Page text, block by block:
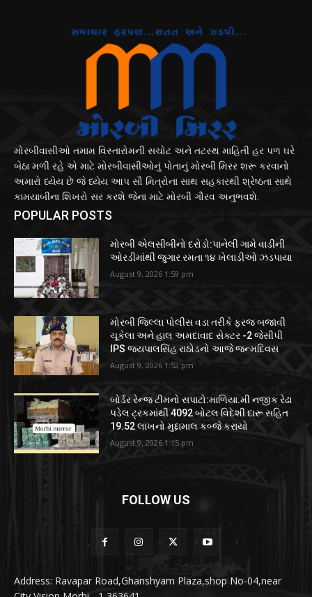
મોરબીવાસીઓ તમામ વિસ્તારોમની સચોટ અને તટસ્થ માહિતી હર પળ ઘરે
બેઠા મળી રહે એ માટે મોરબીવાસીઓનું પોતાનું મોરબી મિરર શરૂ કરવાનો
અમારો ધ્યેય છે જે ધ્યેય આપ સૌ મિત્રોના સાથ સહકારથી શ્રેષ્ઠતા સાથે
કામયાબીના શિખરો સર કરશે જેના માટે મોરબી ગૌરવ અનુભવશે.
POPULAR POSTS
મોરબી એલસીબીનો દરોડો:પાનેલી ગામે વાડીની
ઓરડીમાંથી જુગાર રમતા ૧૪ ખેલાડીઓ ઝડપાયા
August 9, 2026 1:59 pm
મોરબી જિલ્લા પોલીસ વડા તરીકે ફરજ બજાવી
ચૂકેલા અને હાલ અમદાવાદ સેક્ટર -2 જેસીપી
IPS જયપાલસિંહ રાઠોડનો આજે જન્મદિવસ
August 9, 2026 1:52 pm
બોર્ડર રેન્જ ટીમનો સપાટો:માળિયા.મી નજીક રેઢા
પડેલ ટ્રકમાંથી 4092 બોટલ વિદેશી દારૂ સહિત
19.52 લાખનો મુદ્દામાલ કબ્જે કરાયો
August 9, 2026 1:15 pm
FOLLOW US
Address: Ravapar Road,Ghanshyam Plaza,shop No-04,near